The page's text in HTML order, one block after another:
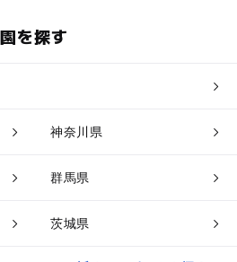
を探す
神奈川県
群馬県
茨城県